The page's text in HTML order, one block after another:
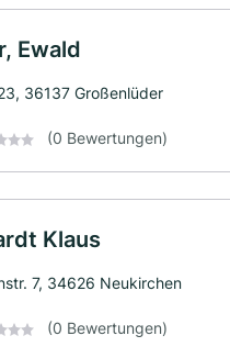
Ewald
36137 Großenlüder
(0 Bewertungen)
Klaus
7, 34626 Neukirchen
(0 Bewertungen)